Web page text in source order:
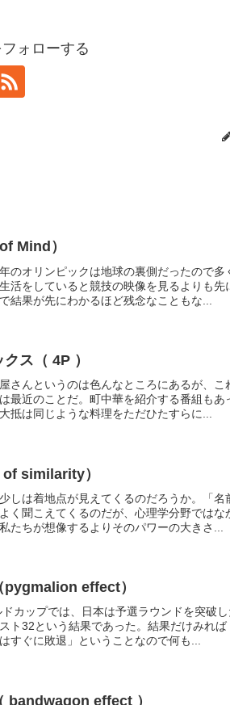
ォローする
Mind）
のオリンピックは地球の裏側だったので多
活をしていると競技の映像を見るよりも先
結果が先にわかるほど残念なこともな...
ス（ 4P ）
さんというのは色んなところにあるが、こ
最近のことだ。町中華を紹介する番組もあ
抵は同じような料理をただひたすらに...
similarity）
しは着地点が見えてくるのだろうか。「名
く聞こえてくるのだが、心理学分野ではな
たちが想像するよりそのパワーの大きさ...
pygmalion effect）
カップでは、日本は予選ラウンドを突破
ト32という結果であった。結果だけみれば
すぐに敗退」ということなので何も...
bandwagon effect ）